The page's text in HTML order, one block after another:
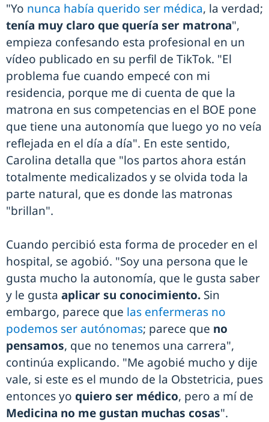
"Yo nunca había querido ser médica, la verdad;
tenía muy claro que quería ser matrona",
empieza confesando esta profesional en un
vídeo publicado en su perfil de TikTok. "El
problema fue cuando empecé con mi
residencia, porque me di cuenta de que la
matrona en sus competencias en el BOE pone
que tiene una autonomía que luego yo no veía
reflejada en el día a día". En este sentido,
Carolina detalla que "los partos ahora están
totalmente medicalizados y se olvida toda la
parte natural, que es donde las matronas
"brillan".
Cuando percibió esta forma de proceder en el
hospital, se agobió. "Soy una persona que le
gusta mucho la autonomía, que le gusta saber
y le gusta aplicar su conocimiento. Sin
embargo, parece que las enfermeras no
podemos ser autónomas; parece que no
pensamos, que no tenemos una carrera",
continúa explicando. "Me agobié mucho y dije
vale, si este es el mundo de la Obstetricia, pues
entonces yo quiero ser médico, pero a mí de
Medicina no me gustan muchas cosas".